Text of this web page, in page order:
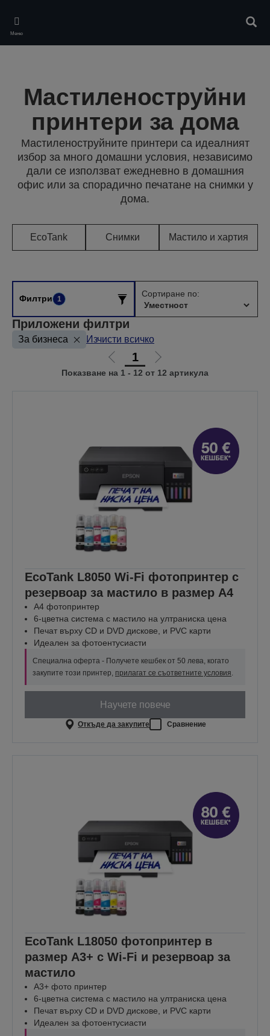
main
content
Меню
Мастиленоструйни
принтери за дома
Мастиленоструйните принтери са идеалният
избор за много домашни условия, независимо
дали се използват ежедневно в домашния
офис или за спорадично печатане на снимки у
дома.
EcoTank Снимки Мастило и хартия
Филтри 1
Сортиране по:
Приложени филтри
За бизнеса Изчисти всичко
Отиди
на
1
Отиди
на
Показване на 1 - 12 от 12 артикула
EcoTank L8050 Wi-Fi фотопринтер с
резервоар за мастило в размер A4
A4 фотопринтер
6-цветна система с мастило на ултраниска цена
Печат върху CD и DVD дискове, и PVC карти
Идеален за фотоентусиасти
Специална оферта - Получете кешбек от 50 лева, когато
закупите този принтер, прилагат се съответните условия.
Научете повече
Откъде да закупите Сравнение
EcoTank L18050 фотопринтер в
размер A3+ с Wi-Fi и резервоар за
мастило
A3+ фото принтер
6-цветна система с мастило на ултраниска цена
Печат върху CD и DVD дискове, и PVC карти
Идеален за фотоентусиасти